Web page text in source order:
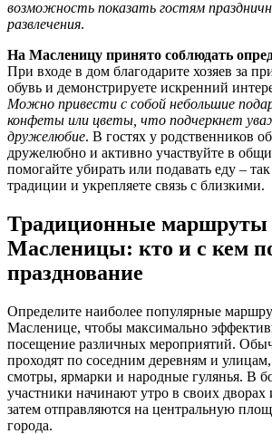
возможность показать гостям
развлечения.
На Масленицу принято соблюдать
При входе в дом благодарите хозяев за
обувь и демонстрируете искренний
Можно привести с собой небольшие
конфеты или цветы, что подчеркнет
дружелюбие. В гостях у родственников
дружелюбно и активно участвуйте в
помогайте убирать или подавать еду –
традиции и укрепляете связь с близкими.
Традиционные маршруты
Масленицы: кто и с кем
празднование
Определите наиболее популярные
Масленице, чтобы максимально
посещение различных мероприятий.
проходят по соседним деревням и
смотры, ярмарки и народные гулянья. В
участники начинают утро в своих дворах
затем отправляются на центральную
города.